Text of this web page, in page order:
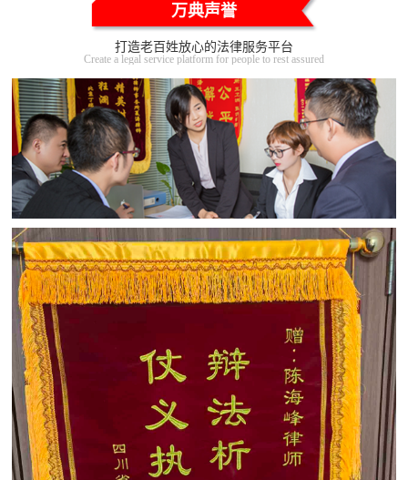
万典声誉
打造老百姓放心的法律服务平台
Create a legal service platform for people to rest assured